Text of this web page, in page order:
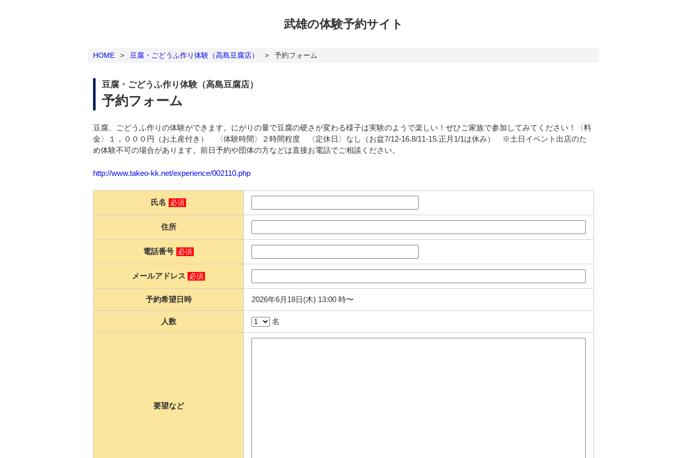
武雄の体験予約サイト
HOME > 豆腐・ごどうふ作り体験（高島豆腐店） > 予約フォーム
豆腐・ごどうふ作り体験（高島豆腐店）
予約フォーム
豆腐、ごどうふ作りの体験ができます。にがりの量で豆腐の硬さが変わる様子は実験のようで楽しい！ぜひご家族で参加してみてください！〈料
金〉１，０００円（お土産付き） 〈体験時間〉２時間程度 〈定休日〉なし（お盆7/12-16.8/11-15.正月1/1は休み） ※土日イベント出店のた
め体験不可の場合があります。前日予約や団体の方などは直接お電話でご相談ください。
http://www.takeo-kk.net/experience/002110.php
氏名 必須
住所
電話番号 必須
メールアドレス 必須
予約希望日時 2026年6月18日(木) 13:00 時〜
人数 名
要望など